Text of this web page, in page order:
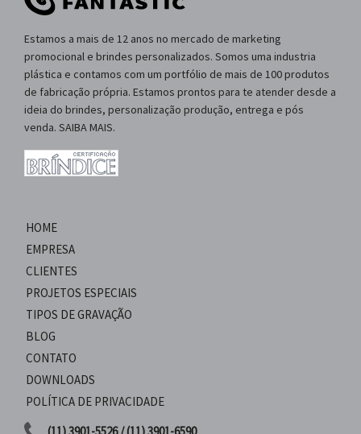
Estamos a mais de 12 anos no mercado de marketing
promocional e brindes personalizados. Somos uma industria
plástica e contamos com um portfólio de mais de 100 produtos
de fabricação própria. Estamos prontos para te atender desde a
ideia do brindes, personalização produção, entrega e pós
venda. SAIBA MAIS.
HOME
EMPRESA
CLIENTES
PROJETOS ESPECIAIS
TIPOS DE GRAVAÇÃO
BLOG
CONTATO
DOWNLOADS
POLÍTICA DE PRIVACIDADE